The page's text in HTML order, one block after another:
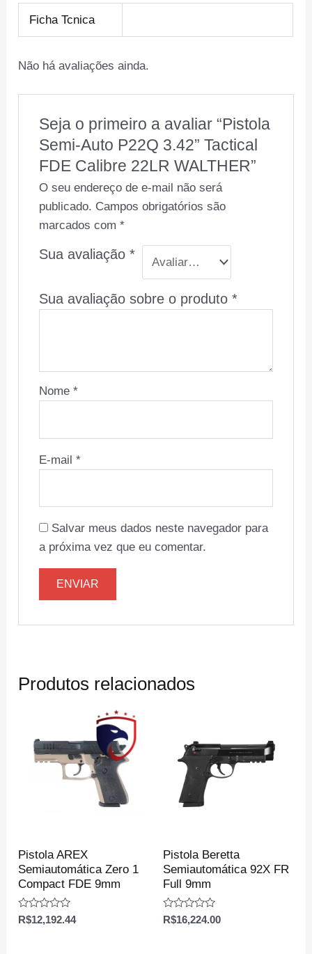
Ficha Tcnica
Não há avaliações ainda.
Seja o primeiro a avaliar “Pistola
Semi-Auto P22Q 3.42” Tactical
FDE Calibre 22LR WALTHER”
O seu endereço de e-mail não será
publicado. Campos obrigatórios são
marcados com *
Sua avaliação *
Sua avaliação sobre o produto *
Nome *
E-mail *
Salvar meus dados neste navegador para
a próxima vez que eu comentar.
Produtos relacionados
Pistola AREX
Semiautomática Zero 1
Compact FDE 9mm
Avaliação
R$12,192.44
Pistola Beretta
Semiautomática 92X FR
Full 9mm
Avaliação
R$16,224.00